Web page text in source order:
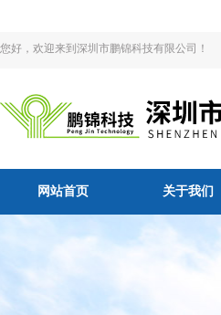
您好，欢迎来到深圳市鹏锦科技有限公司！
网站首页 关于我们